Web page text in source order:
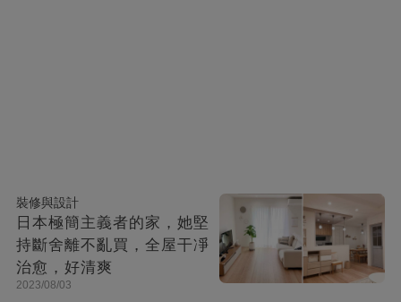
裝修與設計
日本極簡主義者的家，她堅
持斷舍離不亂買，全屋干凈
治愈，好清爽
2023/08/03